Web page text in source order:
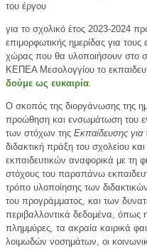
του έργου
για το σχολικό έτος 2023-2024
επιμορφωτικής ημερίδας για
χώρας που θα υλοποιήσουν στο
ΚΕΠΕΑ Μεσολογγίου το
δούμε ως ευκαιρία.
Ο σκοπός της διοργάνωσης της
προώθηση και ενσωμάτωση του
των στόχων της Εκπαίδευσης για
διδακτική πράξη του σχολείου
εκπαιδευτικών αναφορικά με τη
στόχους του παραπάνω
τρόπο υλοποίησης των
του προγράμματος, και των
περιβαλλοντικά δεδομένα, όπως η
πλημμύρες, τα ακραία καιρικά
λοιμωδών νοσημάτων, οι